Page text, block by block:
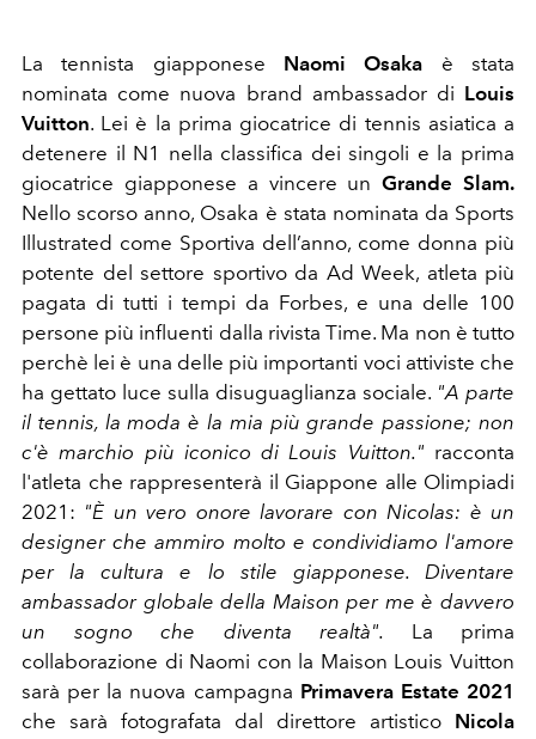
La tennista giapponese Naomi Osaka è stata
nominata come nuova brand ambassador di Louis
Vuitton. Lei è la prima giocatrice di tennis asiatica a
detenere il N1 nella classifica dei singoli e la prima
giocatrice giapponese a vincere unGrande Slam.
Nello scorso anno, Osaka è stata nominata da Sports
Illustrated come Sportiva dell’anno, come donna più
potente del settore sportivo da Ad Week, atleta più
pagata di tutti i tempi da Forbes, e una delle 100
persone più influenti dalla rivista Time. Ma non è tutto
perchè lei è una delle più importanti voci attiviste che
ha gettato luce sulla disuguaglianza sociale. "A parte
il tennis, la moda è la mia più grande passione; non
c'è marchio più iconico di Louis Vuitton." racconta
l'atleta che rappresenterà il Giappone alle Olimpiadi
2021: "È un vero onore lavorare con Nicolas: è un
designer che ammiro molto e condividiamo l'amore
per la cultura e lo stile giapponese. Diventare
ambassador globale della Maison per me è davvero
un sogno che diventa realtà". La prima
collaborazione di Naomi con la Maison Louis Vuitton
sarà per la nuova campagna Primavera Estate 2021
che sarà fotografata dal direttore artistico Nicola